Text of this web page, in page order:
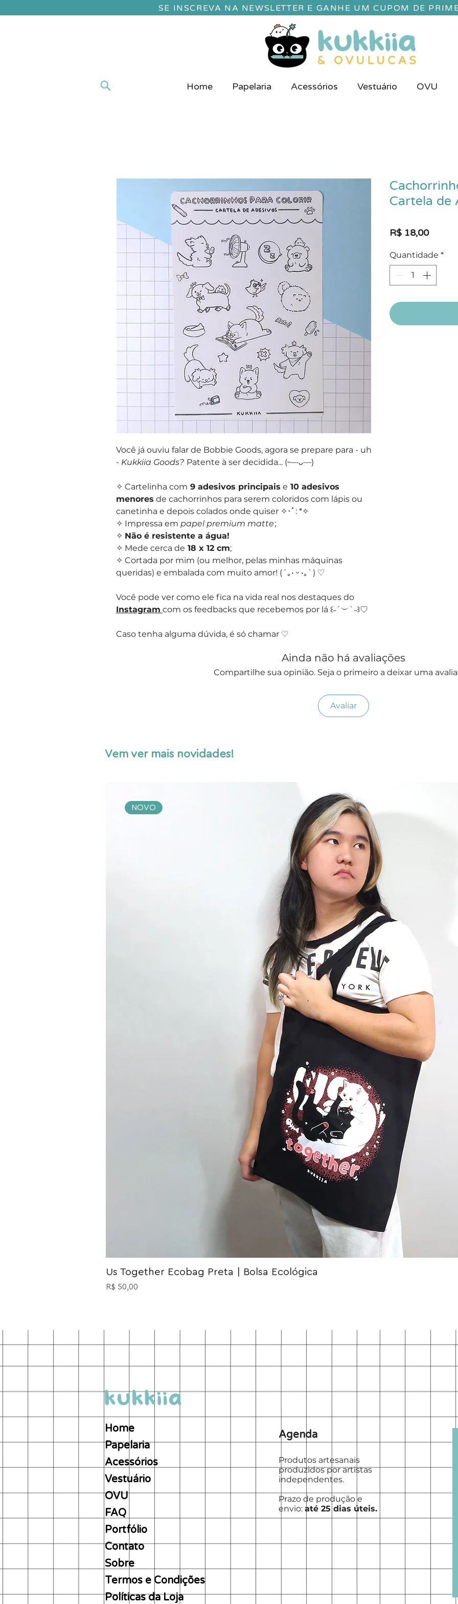
SE INSCREVA NA NEWSLETTER E GANHE UM CUPOM DE
Home Papelaria Acessórios Vestuário OVU
Você já ouviu falar de Bobbie Goods, agora se prepare para - uh
- Kukkiia Goods? Patente à ser decidida... (ᵕ—ᴗ—)
✧ Cartelinha com 9 adesivos principais e 10 adesivos
menores de cachorrinhos para serem coloridos com lápis ou
canetinha e depois colados onde quiser ✧･ﾟ: *✧
✧ Impressa em papel premium matte;
✧ Não é resistente a água!
✧ Mede cerca de 18 x 12 cm;
✧ Cortada por mim (ou melhor, pelas minhas máquinas
queridas) e embalada com muito amor! (´｡• ᵕ •｡`) ♡
Você pode ver como ele fica na vida real nos destaques do
Instagram com os feedbacks que recebemos por lá ꒰˶´︶`˵꒱♡
Caso tenha alguma dúvida, é só chamar ♡
Cartela de
R$ 18,00Preço
Quantidade *
Ainda não há avaliações
Compartilhe sua opinião. Seja o primeiro a deixar uma
Avaliar
Vem ver mais novidades!
NOVO
Us Together Ecobag Preta | Bolsa Ecológica
Preço
R$ 50,00
Home
Papelaria
Acessórios
Vestuário
OVU
FAQ
Portfólio
Contato
Sobre
Termos e Condições
Políticas da Loja
Agenda
Produtos artesanais
produzidos por artistas
independentes.
Prazo de produção e
envio: até 25 dias úteis.